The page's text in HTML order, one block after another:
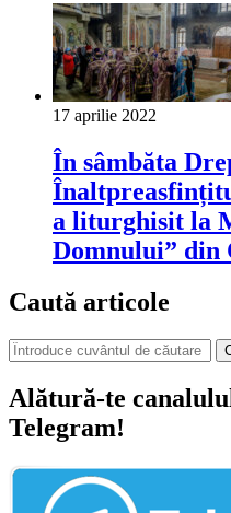
17 aprilie 2022
În sâmbăta
a liturghisit la
Domnului” din
Caută articole
Alătură-te
Telegram!